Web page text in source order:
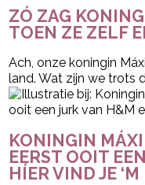
ZÓ ZAG
TOEN ZE ZELF
Ach, onze koningin
land. Wat zijn we trots
KONINGIN
EERST OOIT
HÍER VIND JE ‘M